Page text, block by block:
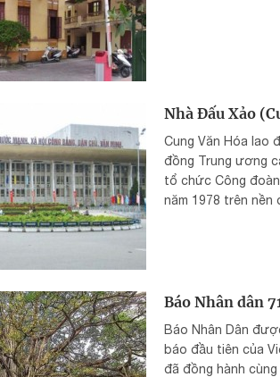
Nhà Đấu Xảo
Cung Văn Hóa lao
đồng Trung ương
tổ chức Công
năm 1978 trên nền
Báo Nhân dân
Báo Nhân Dân
báo đầu tiên của
đã đồng hành